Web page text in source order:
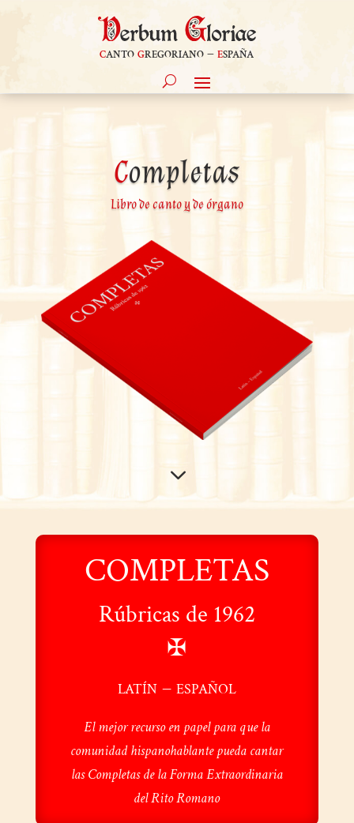
cantogregoriano –españa
Completas
Libro de canto y de órgano
3
COMPLETAS
Rúbricas de 1962
✠
latín – español
El mejor recurso en papel para que la
comunidad hispanohablante pueda cantar
las Completas de la Forma Extraordinaria
del Rito Romano